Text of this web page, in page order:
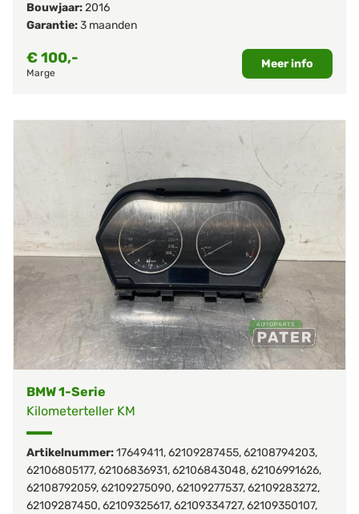
Bouwjaar:2016
Garantie:3 maanden
€100,-
Marge
Meer info
BMW 1-Serie
Kilometerteller KM
Artikelnummer:17649411,62109287455,62108794203,
62106805177,62106836931,62106843048,62106991626,
62108792059,62109275090,62109277537,62109283272,
62109287450,62109325617,62109334727,62109350107,